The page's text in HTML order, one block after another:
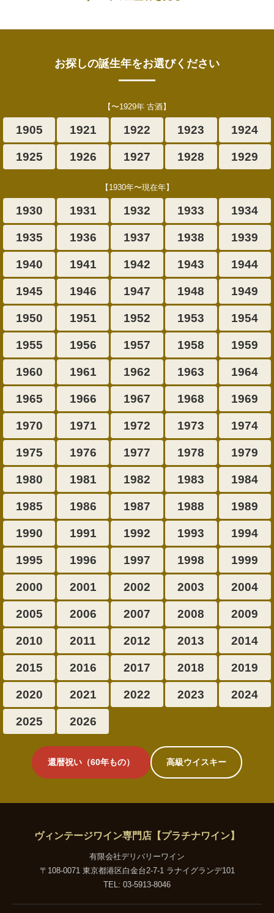
お探しの誕生年をお選びください
【〜1929年 古酒】
1905 1921 1922 1923 1924
1925 1926 1927 1928 1929
【1930年〜現在年】
1930 1931 1932 1933 1934
1935 1936 1937 1938 1939
1940 1941 1942 1943 1944
1945 1946 1947 1948 1949
1950 1951 1952 1953 1954
1955 1956 1957 1958 1959
1960 1961 1962 1963 1964
1965 1966 1967 1968 1969
1970 1971 1972 1973 1974
1975 1976 1977 1978 1979
1980 1981 1982 1983 1984
1985 1986 1987 1988 1989
1990 1991 1992 1993 1994
1995 1996 1997 1998 1999
2000 2001 2002 2003 2004
2005 2006 2007 2008 2009
2010 2011 2012 2013 2014
2015 2016 2017 2018 2019
2020 2021 2022 2023 2024
2025 2026
還暦祝い（60年もの） 高級ウイスキー
ヴィンテージワイン専門店【プラチナワイン】
有限会社デリバリーワイン
〒108-0071 東京都港区白金台2-7-1 ラナイグランデ101
TEL: 03-5913-8046